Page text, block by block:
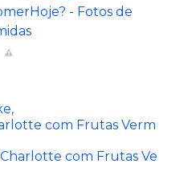
com Frutas Verm
com Frutas Ve